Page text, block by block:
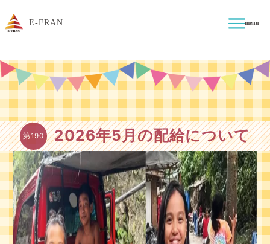
E-FRAN menu
第190 2026年5月の配給について